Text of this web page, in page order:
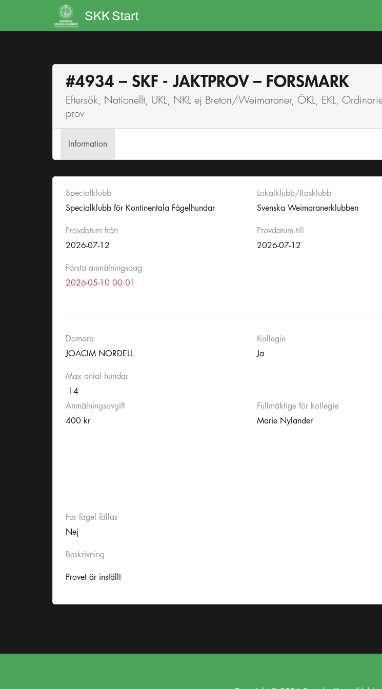
#4934 – SKF - JAKTPROV – FORSMARK
Eftersök, Nationellt, UKL, NKL ej Breton/Weimaraner, ÖKL, EKL,
prov
Information
Specialklubb
Specialklubb för Kontinentala Fågelhundar
Lokalklubb/Rasklubb
Svenska Weimaranerklubben
Provdatum från
2026-07-12
Provdatum till
2026-07-12
Första anmälningsdag
2026-05-10 00:01
Domare
JOACIM NORDELL
Kollegie
Ja
Max antal hundar
14
Anmälningsavgift
400 kr
Fullmäktige för kollegie
Marie Nylander
Får fågel fällas
Nej
Beskrivning
Provet är inställt